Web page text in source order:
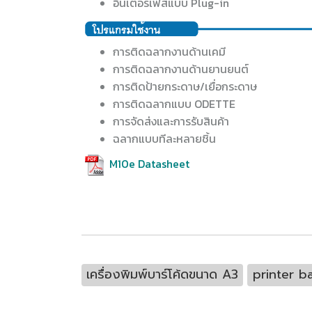
การติดฉลากงานด้านเคมี
การติดฉลากงานด้านยานยนต์
การติดป้ายกระดาษ/เยื่อกระดาษ
การติดฉลากแบบ ODETTE
การจัดส่งและการรับสินค้า
ฉลากแบบทีละหลายชิ้น
M10e Datasheet
เครื่องพิมพ์บาร์โค้ดขนาด A3 printer